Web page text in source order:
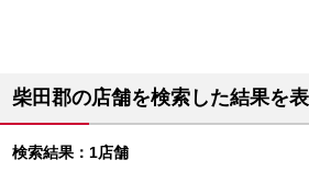
柴田郡の店舗を検索した結果を
検索結果：1店舗